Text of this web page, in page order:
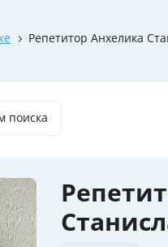
Репетитор Анхелика
поиска